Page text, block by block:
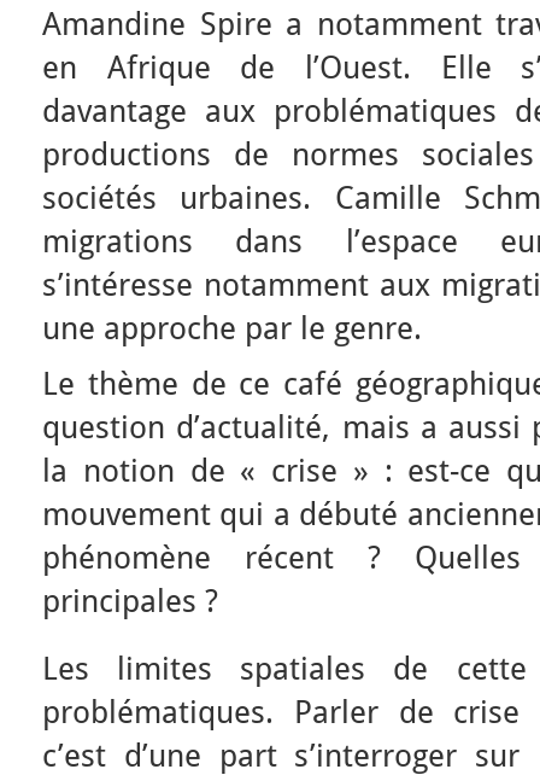
Amandine Spire a notamment
en Afrique de l’Ouest. Elle
davantage aux
productions de normes
sociétés urbaines. Camille
migrations dans l’espace
s’intéresse notamment aux
une approche par le genre.
Le thème de ce café
question d’actualité, mais a
la notion de « crise » : est-ce
mouvement qui a débuté
phénomène récent ?
principales ?
Les limites spatiales de
problématiques. Parler de crise
c’est d’une part s’interroger